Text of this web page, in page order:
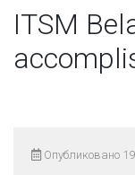
ITSM
Опубликовано